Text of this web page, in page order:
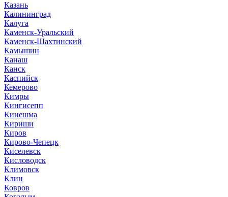
Казань
Калининград
Калуга
Каменск-Уральский
Каменск-Шахтинский
Камышин
Канаш
Канск
Каспийск
Кемерово
Кимры
Кингисепп
Кинешма
Кириши
Киров
Кирово-Чепецк
Киселевск
Кисловодск
Климовск
Клин
Ковров